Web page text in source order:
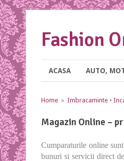
Fashion
ACASA AUTO,
Home » Imbracaminte •
Magazin Online –
Cumparaturile online
bunuri si servicii direct